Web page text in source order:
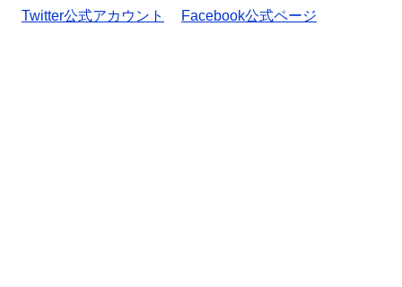
Twitter公式アカウント
Facebook公式ページ